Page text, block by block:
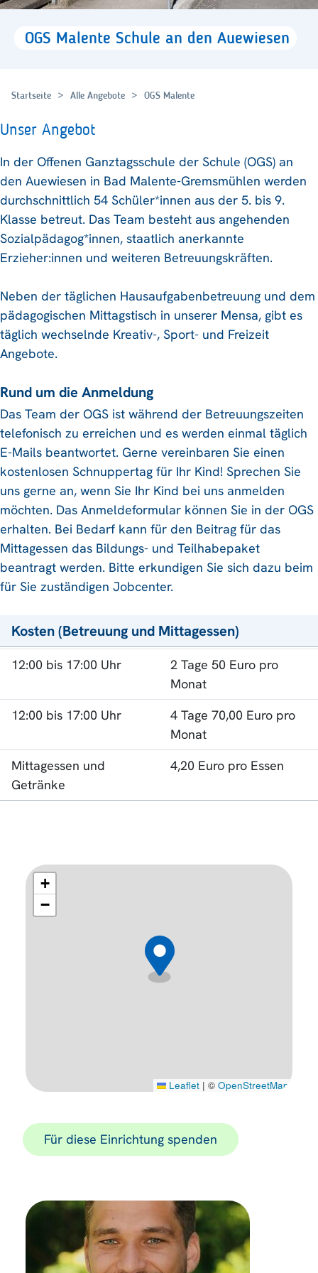
OGS MalenteSchule an denAuewiesen
Startseite Alle Angebote OGS Malente
Unser Angebot
In der Offenen Ganztagsschule der Schule (OGS) an
den Auewiesen in Bad Malente-Gremsmühlen werden
durchschnittlich 54 Schüler*innen aus der 5. bis 9.
Klasse betreut. Das Team besteht aus angehenden
Sozialpädagog*innen, staatlich anerkannte
Erzieher:innen und weiteren Betreuungskräften.
Neben der täglichen Hausaufgabenbetreuung und dem
pädagogischen Mittagstisch in unserer Mensa, gibt es
täglich wechselnde Kreativ-, Sport- und Freizeit
Angebote.
Rund um die Anmeldung
Das Team der OGS ist während der Betreuungszeiten
telefonisch zu erreichen und es werden einmal täglich
E-Mails beantwortet. Gerne vereinbaren Sie einen
kostenlosen Schnuppertag für Ihr Kind! Sprechen Sie
uns gerne an, wenn Sie Ihr Kind bei uns anmelden
möchten. Das Anmeldeformular können Sie in der OGS
erhalten. Bei Bedarf kann für den Beitrag für das
Mittagessen das Bildungs- und Teilhabepaket
beantragt werden. Bitte erkundigen Sie sich dazu beim
für Sie zuständigen Jobcenter.
Kosten (Betreuung und Mittagessen)
12:00 bis 17:00 Uhr
2 Tage 50 Euro pro
Monat
12:00 bis 17:00 Uhr
4 Tage 70,00 Euro pro
Monat
Mittagessen und
Getränke
4,20 Euro pro Essen
+
−
Leaflet | © OpenStreetMap
Für diese Einrichtung spenden